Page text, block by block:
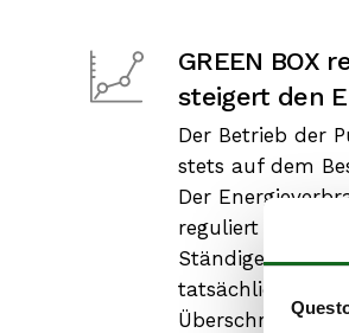
GREEN BOX
steigert den
Der Betrieb der
stets auf dem
Der
reguliert und die
Ständiger
tatsächlichem
Überschreiten